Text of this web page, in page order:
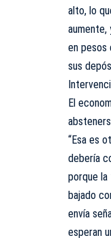
alto, lo
aumente,
en pesos
sus
El
“Esa es
debería
porque la
bajado
envía
esperan